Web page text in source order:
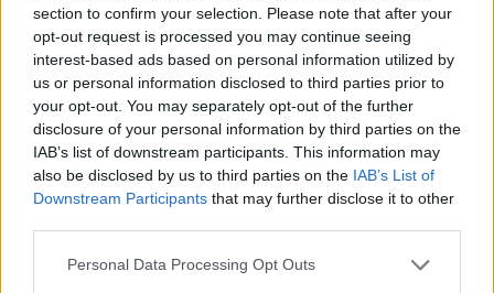
section to confirm your selection. Please note that after your
opt-out request is processed you may continue seeing
interest-based ads based on personal information utilized by
us or personal information disclosed to third parties prior to
your opt-out. You may separately opt-out of the further
disclosure of your personal information by third parties on the
IAB’s list of downstream participants. This information may
also be disclosed by us to third parties on the IAB’s List of
Downstream Participants that may further disclose it to other
Personal Data Processing Opt Outs
Ακολουθήστε το Pink.gr και στοInstagram
ΔΙΑΦΗΜΙΣΗ